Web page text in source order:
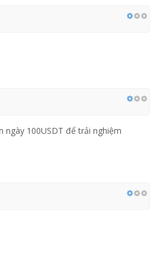
ngày 100USDT để trải nghiệm